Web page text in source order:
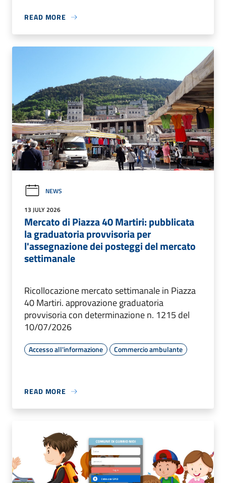
READ MORE
NEWS
13 JULY 2026
Mercato di Piazza 40 Martiri: pubblicata
la graduatoria provvisoria per
l'assegnazione dei posteggi del mercato
settimanale
Ricollocazione mercato settimanale in Piazza
40 Martiri. approvazione graduatoria
provvisoria con determinazione n. 1215 del
10/07/2026
Accesso all'informazione Commercio ambulante
READ MORE